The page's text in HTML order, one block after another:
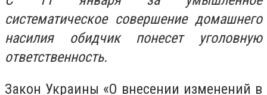
систематическое совершение домашнего
насилия обидчик понесет уголовную
ответственность.
Закон Украины «О внесении изменений в